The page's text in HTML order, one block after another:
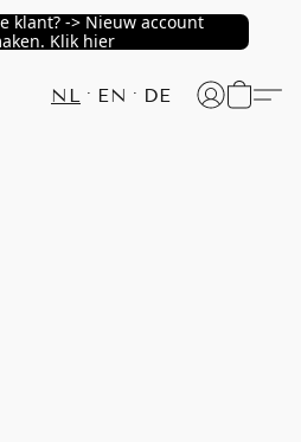
klant? -> Nieuw account
Klik hier
NL EN DE